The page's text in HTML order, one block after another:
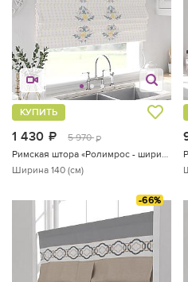
1 430 руб.
5 970 руб.
КУПИТЬ
Ширина 140 (см)
-66%